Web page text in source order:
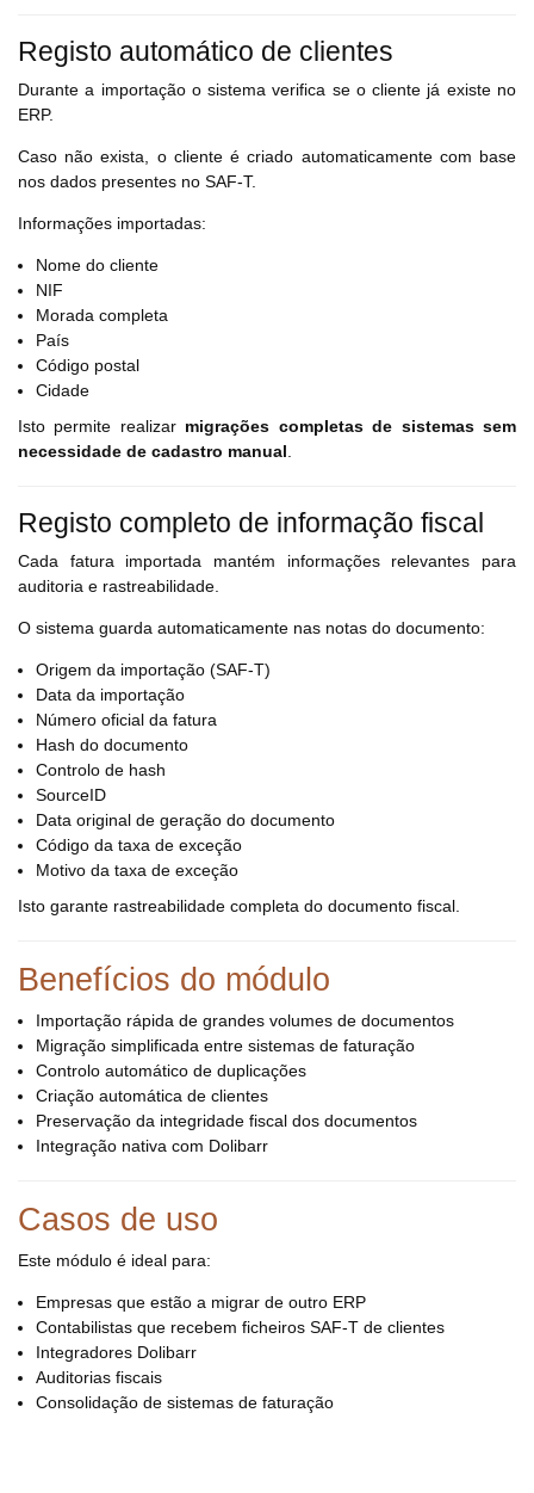
Registo automático de clientes
Durante a importação o sistema verifica se o cliente já existe no
ERP.
Caso não exista, o cliente é criado automaticamente com base
nos dados presentes no SAF-T.
Informações importadas:
Nome do cliente
NIF
Morada completa
País
Código postal
Cidade
Isto permite realizar migrações completas de sistemas sem
necessidade de cadastro manual.
Registo completo de informação fiscal
Cada fatura importada mantém informações relevantes para
auditoria e rastreabilidade.
O sistema guarda automaticamente nas notas do documento:
Origem da importação (SAF-T)
Data da importação
Número oficial da fatura
Hash do documento
Controlo de hash
SourceID
Data original de geração do documento
Código da taxa de exceção
Motivo da taxa de exceção
Isto garante rastreabilidade completa do documento fiscal.
Benefícios do módulo
Importação rápida de grandes volumes de documentos
Migração simplificada entre sistemas de faturação
Controlo automático de duplicações
Criação automática de clientes
Preservação da integridade fiscal dos documentos
Integração nativa com Dolibarr
Casos de uso
Este módulo é ideal para:
Empresas que estão a migrar de outro ERP
Contabilistas que recebem ficheiros SAF-T de clientes
Integradores Dolibarr
Auditorias fiscais
Consolidação de sistemas de faturação